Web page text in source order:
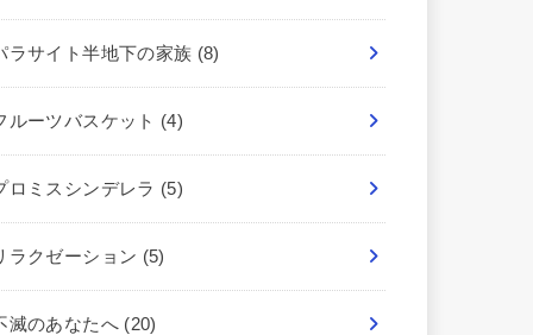
ラサイト半地下の家族 (8)
ルーツバスケット (4)
ロミスシンデレラ (5)
ラクゼーション (5)
滅のあなたへ (20)